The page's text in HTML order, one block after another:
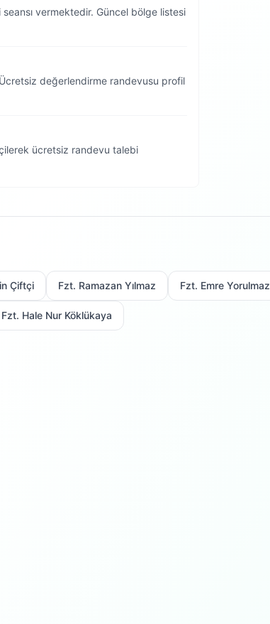
vermektedir. Güncel bölge listesi
değerlendirme randevusu profil
ücretsiz randevu talebi
Çiftçi Fzt. Ramazan Yılmaz Fzt. Emre Yorulmaz
Fzt. Hale Nur Köklükaya